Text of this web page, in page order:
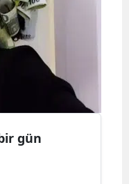
Yalova
gün